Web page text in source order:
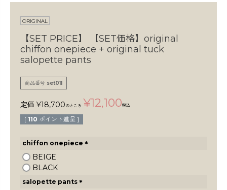
ORIGINAL
【SET PRICE】
【SET価格】original
chiffon onepiece + original tuck
salopette pants
商品番号 set011
定価 ¥18,700 のところ ¥12,100税込
[ 110 ポイント進呈 ]
chiffon onepiece
BEIGE
BLACK
salopette pants